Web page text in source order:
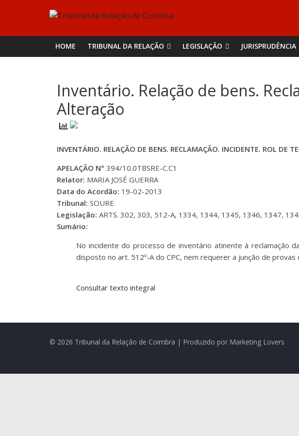
Tribunal
da
Relação
de
Coimbra
HOME TRIBUNAL DA RELAÇÃO LEGISLAÇÃO JURISPRUDÊNCIA
Inventário. Relação de bens.
Alteração
INVENTÁRIO. RELAÇÃO DE BENS. RECLAMAÇÃO. INCIDENTE. ROL DE
APELAÇÃO Nº 394/10.0TBSRE-C.C1
Relator: MARIA JOSÉ GUERRA
Data do Acordão: 19-02-2013
Tribunal: SOURE
Legislação: ARTS. 302, 303, 512-A, 1334, 1344, 1345, 1346, 1347,
Sumário:
No incidente do processo de inventário atinente à reclamação
disposto no art. 512º-A do CPC, nem requerer a junção de
Consultar texto integral
© 2026 Tribunal da Relação de Coimbra | Produzido por Marketing Lovers